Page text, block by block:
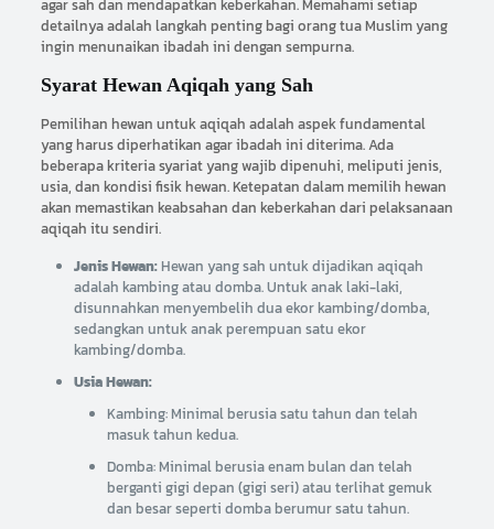
agar sah dan mendapatkan keberkahan. Memahami setiap
detailnya adalah langkah penting bagi orang tua Muslim yang
ingin menunaikan ibadah ini dengan sempurna.
Syarat Hewan Aqiqah yang Sah
Pemilihan hewan untuk aqiqah adalah aspek fundamental
yang harus diperhatikan agar ibadah ini diterima. Ada
beberapa kriteria syariat yang wajib dipenuhi, meliputi jenis,
usia, dan kondisi fisik hewan. Ketepatan dalam memilih hewan
akan memastikan keabsahan dan keberkahan dari pelaksanaan
aqiqah itu sendiri.
Jenis Hewan:Hewan yang sah untuk dijadikan aqiqah
adalah kambing atau domba. Untuk anak laki-laki,
disunnahkan menyembelih dua ekor kambing/domba,
sedangkan untuk anak perempuan satu ekor
kambing/domba.
Usia Hewan:
Kambing: Minimal berusia satu tahun dan telah
masuk tahun kedua.
Domba: Minimal berusia enam bulan dan telah
berganti gigi depan (gigi seri) atau terlihat gemuk
dan besar seperti domba berumur satu tahun.